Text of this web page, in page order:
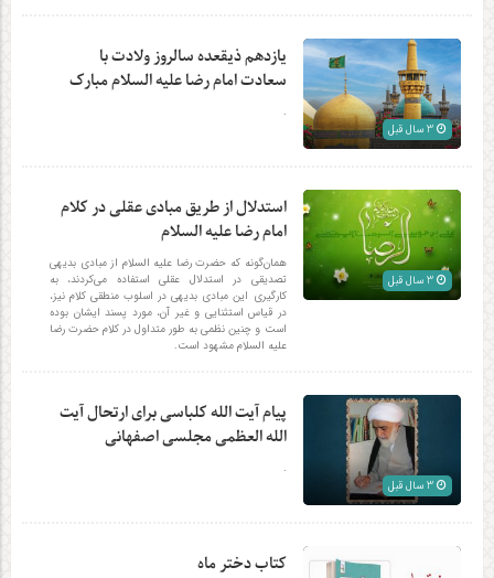
یازدهم ذیقعده سالروز ولادت با
سعادت امام رضا علیه السلام مبارک
.
استدلال از طریق مبادی عقلی در کلام
امام رضا علیه السلام
همان‌گونه كه حضرت رضا علیه السلام از مبادی بدیهی
تصدیقی در استدلال عقلی استفاده می‌كردند، به
كارگیری این مبادی بدیهی در اسلوب منطقی كلام نیز،
در قیاس استثنایی و غیر آن، مورد پسند ایشان بوده
است و چنین نظمی به طور متداول در كلام حضرت رضا
علیه السلام مشهود است.
پیام آیت الله کلباسی برای ارتحال آیت
الله العظمی مجلسی اصفهانی
.
کتاب دختر ماه